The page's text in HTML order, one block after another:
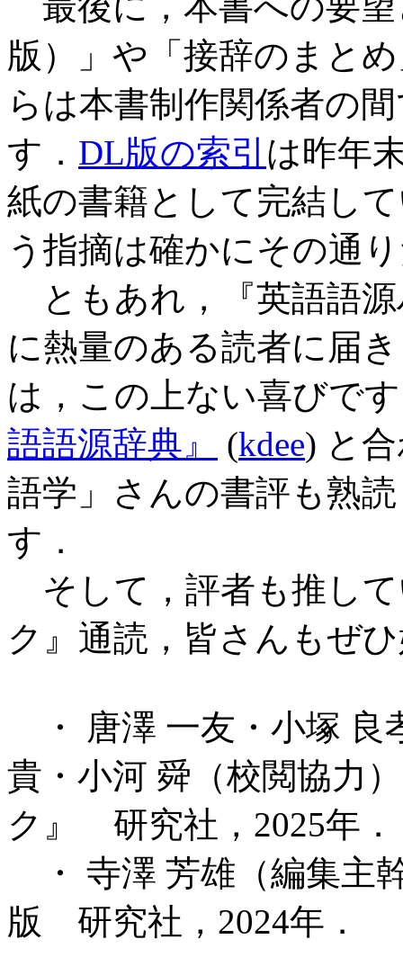
版）」や「接辞のまと
らは本書制作関係者の
す． DL版の索引 は昨年
紙の書籍として完結し
う指摘は確かにその通
ともあれ，『英語語
に熱量のある読者に届
は，この上ない喜びで
語語源辞典』
(kdee) と
語学」さんの書評も熟
す．
そして，評者も推し
ク』通読，皆さんもぜ
・ 唐澤 一友・小塚 良
貴・小河 舜（校閲協力
ク』 研究社，2025年．
・ 寺澤 芳雄（編集主
版 研究社，2024年．